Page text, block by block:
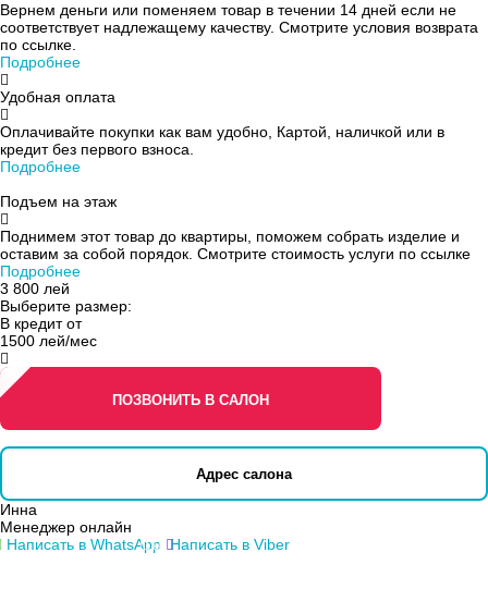
Вернем деньги или поменяем товар в течении 14 дней если не
соответствует надлежащему качеству. Смотрите условия возврата
по ссылке.
Подробнее
Удобная оплата
Оплачивайте покупки как вам удобно, Картой, наличкой или в
кредит без первого взноса.
Подробнее
Подъем на этаж
Поднимем этот товар до квартиры, поможем собрать изделие и
оставим за собой порядок. Смотрите стоимость услуги по сcылке
Подробнее
3 800 лей
Выберите размер:
В кредит от
1500 лей/мес
ПОЗВОНИТЬ В САЛОН
Адрес салона
Инна
Менеджер онлайн
Написать в WhatsApp Написать в Viber